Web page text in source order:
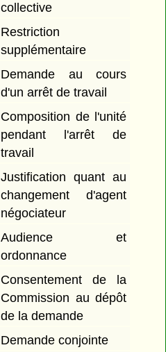
collective
Restriction
supplémentaire
Demande au cours
d'un arrêt de travail
Composition de l'unité
pendant l'arrêt de
travail
Justification quant au
changement d'agent
négociateur
Audience et
ordonnance
Consentement de la
Commission au dépôt
de la demande
Demande conjointe